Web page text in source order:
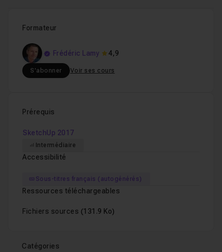
Formateur
Frédéric Lamy 4,9
S'abonner Voir ses cours
Prérequis
SketchUp 2017
Intermédiaire
Accessibilité
Sous-titres français (autogénérés)
Ressources téléchargeables
Fichiers sources (131.9 Ko)
Catégories